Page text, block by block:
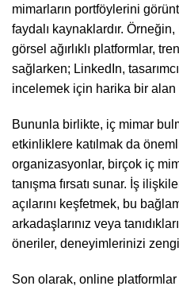
mimarların portföylerini
faydalı kaynaklardır.
görsel ağırlıklı platformlar,
sağlarken; LinkedIn,
incelemek için harika bir alan
Bununla birlikte, iç mimar
etkinliklere katılmak da
organizasyonlar, birçok iç
tanışma fırsatı sunar. İş
açılarını keşfetmek, bu
arkadaşlarınız veya
öneriler, deneyimlerinizi
Son olarak, online